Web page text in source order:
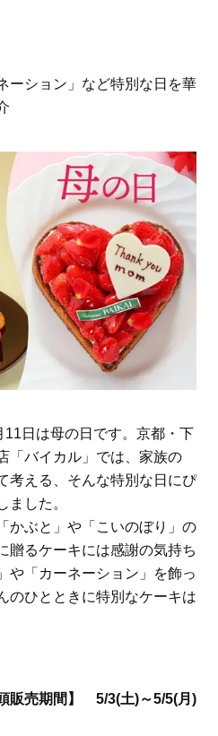
ンダーレ
人気の40代髪型・ヘア
タログ
ーション」など特別な日を華
日は母の日です。京都・下
「バイカル」では、家族の
考える、そんな特別な日にぴ
ました。
かぶと」や「こいのぼり」の
贈るケーキには感謝の気持ち
や「カーネーション」を飾っ
のひとときに特別なケーキは
販売期間】 5/3(土)～5/5(月)